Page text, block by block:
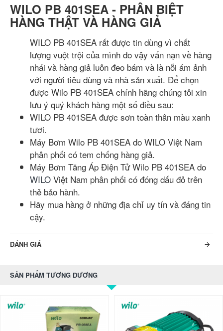
WILO PB 401SEA - PHÂN BIỆT
HÀNG THẬT VÀ HÀNG GIẢ
WILO PB 401SEA rất được tin dùng vì chất
lượng vuột trội của mình do vậy vấn nạn về hàng
nhái và hàng giả luôn đeo bám và là nỗi ám ảnh
với người tiêu dùng và nhà sản xuất. Để chọn
được Wilo PB 401SEA chính hãng chúng tôi xin
lưu ý quý khách hàng một số điều sau:
WILO PB 401SEA được sơn toàn thân màu xanh
tươi.
Máy Bơm Wilo PB 401SEA do WILO Việt Nam
phân phối có tem chống hàng giả.
Máy Bơm Tăng Áp Điện Tử Wilo PB 401SEA do
WILO Việt Nam phân phối có đóng dấu đỏ trên
thẻ bảo hành.
Hãy mua hàng ở những địa chỉ uy tín và đáng tin
cậy.
ĐÁNH GIÁ
SẢN PHẨM TƯƠNG ĐƯƠNG